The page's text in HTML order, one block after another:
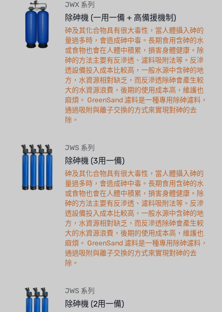
JWX 系列
除砷機 (一用一備 + 高備援機制)
砷及其化合物具有很大毒性，當人體攝入砷的
量過多時，會造成砷中毒。長期食用含砷的水
或食物也會在人體中積累，損害身體健康。除
砷的方法主要有反滲透、濾料吸附法等。反滲
透設備投入成本比較高，一般水源中含砷的地
方，水資源相對缺乏，而反滲透除砷會產生較
大的水資源浪費，後期的使用成本高，維護也
麻煩。 GreenSand 濾料是一種專用除砷濾料，
通過吸附與離子交換的方式來實現對砷的去
除。
JWS 系列
除砷機 (3用一備)
砷及其化合物具有很大毒性，當人體攝入砷的
量過多時，會造成砷中毒。長期食用含砷的水
或食物也會在人體中積累，損害身體健康。除
砷的方法主要有反滲透、濾料吸附法等。反滲
透設備投入成本比較高，一般水源中含砷的地
方，水資源相對缺乏，而反滲透除砷會產生較
大的水資源浪費，後期的使用成本高，維護也
麻煩。 GreenSand 濾料是一種專用除砷濾料，
通過吸附與離子交換的方式來實現對砷的去
除。
JWS 系列
除砷機 (2用一備)